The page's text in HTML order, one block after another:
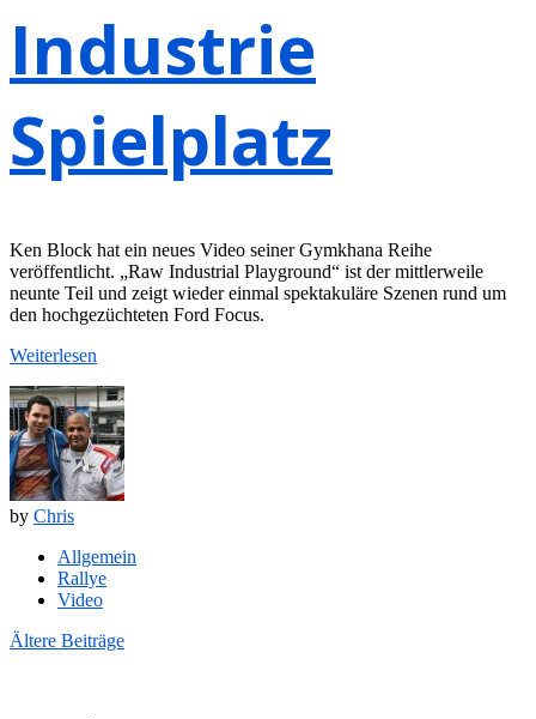
Industrie
Spielplatz
Ken Block hat ein neues Video seiner Gymkhana Reihe
veröffentlicht. „Raw Industrial Playground“ ist der mittlerweile
neunte Teil und zeigt wieder einmal spektakuläre Szenen rund um
den hochgezüchteten Ford Focus.
Weiterlesen
by Chris
Allgemein
Rallye
Video
Navigation
Ältere Beiträge